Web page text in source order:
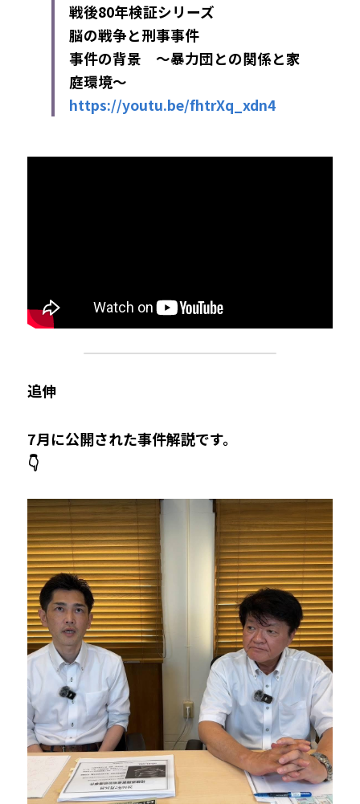
戦後80年検証シリーズ
脳の戦争と刑事事件
事件の背景　～暴力団との関係と家
庭環境～
https://youtu.be/fhtrXq_xdn4
追伸
7月に公開された事件解説です。
👇